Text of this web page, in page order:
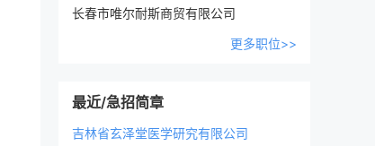
长春市唯尔耐斯商贸有限公司
更多职位>>
最近/急招简章
吉林省玄泽堂医学研究有限公司